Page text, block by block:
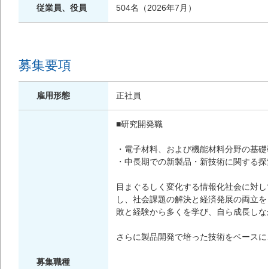
従業員、役員 504名（2026年7月）
募集要項
雇用形態 正社員
募集職種
■研究開発職
・電子材料、および機能材料分野の基
・中長期での新製品・新技術に関する
目まぐるしく変化する情報化社会に対
し、社会課題の解決と経済発展の両立
敗と経験から多くを学び、自ら成長し
さらに製品開発で培った技術をベース